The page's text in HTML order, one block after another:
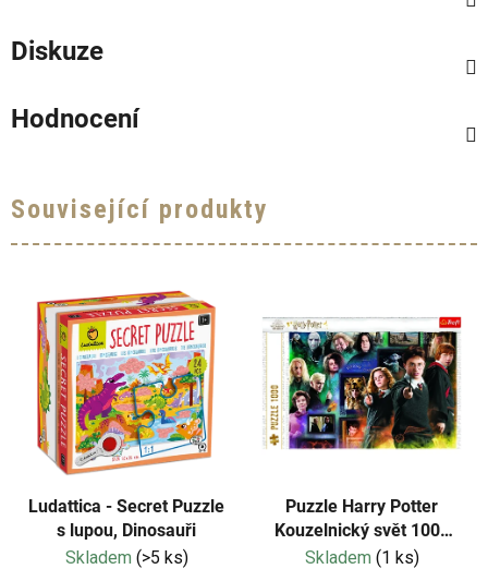
Diskuze
Hodnocení
Související produkty
Ludattica - Secret Puzzle
s lupou, Dinosauři
Skladem (>5 ks)
Puzzle Harry Potter
Kouzelnický svět 1000
dílků
Skladem (1 ks)